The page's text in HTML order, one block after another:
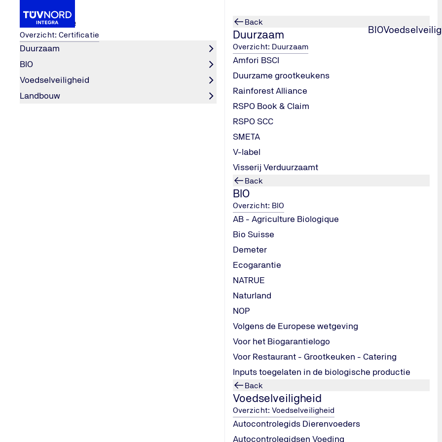
BIO
Certificatie
Overzicht: Certificatie
Duurzaam
BIO
Voedselveiligheid
Landbouw
Back
Duurzaam
Overzicht: Duurzaam
Amfori BSCI
Duurzame grootkeukens
Rainforest Alliance
RSPO Book & Claim
RSPO SCC
SMETA
V-label
Visserij Verduurzaamt
Back
BIO
Overzicht: BIO
AB - Agriculture Biologique
Bio Suisse
Demeter
Ecogarantie
NATRUE
Naturland
NOP
Volgens de Europese wetgeving
Voor het Biogarantielogo
Voor Restaurant - Grootkeuken - Catering
Inputs toegelaten in de biologische productie
Back
Voedselveiligheid
Overzicht: Voedselveiligheid
Autocontrolegids Dierenvoeders
Autocontrolegidsen Voeding
Home